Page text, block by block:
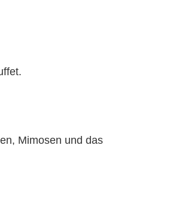
Mimosen und das